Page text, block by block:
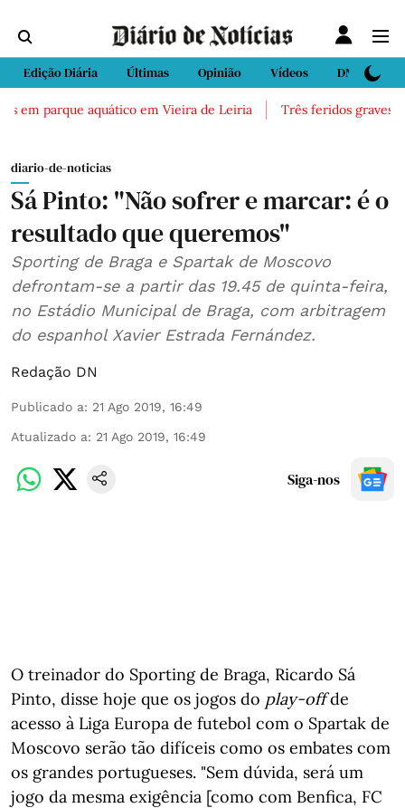
Edição Diária Últimas Opinião Vídeos DN Sport
parque aquático em Vieira de Leiria Três feridos graves
diario-de-noticias
Sá Pinto: "Não sofrer e marcar: é o
resultado que queremos"
Sporting de Braga e Spartak de Moscovo
defrontam-se a partir das 19.45 de quinta-feira,
no Estádio Municipal de Braga, com arbitragem
do espanhol Xavier Estrada Fernández.
Redação DN
Publicado a: 21 Ago 2019, 16:49
Atualizado a: 21 Ago 2019, 16:49
Siga-nos
O treinador do Sporting de Braga, Ricardo Sá
Pinto, disse hoje que os jogos do play-offde
acesso à Liga Europa de futebol com o Spartak de
Moscovo serão tão difíceis como os embates com
os grandes portugueses. "Sem dúvida, será um
jogo da mesma exigência [como com Benfica, FC